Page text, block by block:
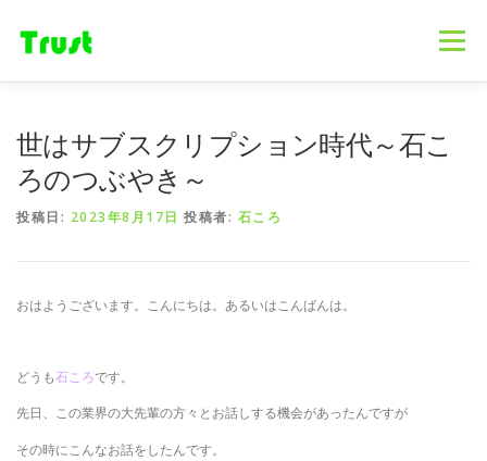
メニュー
世はサブスクリプション時代～石こ
ろのつぶやき～
投稿日: 2023年8月17日 投稿者: 石ころ
おはようございます。こんにちは。あるいはこんばんは。
どうも石ころです。
先日、この業界の大先輩の方々とお話しする機会があったんですが
その時にこんなお話をしたんです。